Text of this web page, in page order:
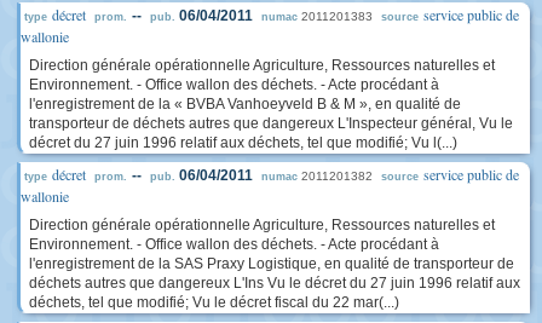
type décret prom. -- pub. 06/04/2011 numac 2011201383 source service public de
wallonie
Direction générale opérationnelle Agriculture, Ressources naturelles et
Environnement. - Office wallon des déchets. - Acte procédant à
l'enregistrement de la « BVBA Vanhoeyveld B & M », en qualité de
transporteur de déchets autres que dangereux L'Inspecteur général, Vu le
décret du 27 juin 1996 relatif aux déchets, tel que modifié; Vu l(...)
type décret prom. -- pub. 06/04/2011 numac 2011201382 source service public de
wallonie
Direction générale opérationnelle Agriculture, Ressources naturelles et
Environnement. - Office wallon des déchets. - Acte procédant à
l'enregistrement de la SAS Praxy Logistique, en qualité de transporteur de
déchets autres que dangereux L'Ins Vu le décret du 27 juin 1996 relatif aux
déchets, tel que modifié; Vu le décret fiscal du 22 mar(...)